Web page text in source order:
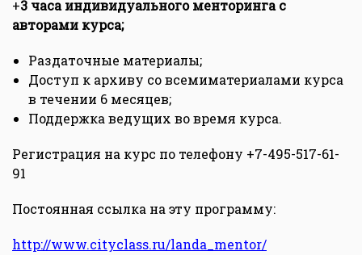
+3 часа индивидуального менторинга с
авторами курса;
Раздаточные материалы;
Доступ к архиву со всемиматериалами курса
в течении 6 месяцев;
Поддержка ведущих во время курса.
Регистрация на курс по телефону +7-495-517-61-
91
Постоянная ссылка на эту программу:
http://www.cityclass.ru/landa_mentor/